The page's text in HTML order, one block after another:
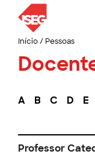
Início/ Pessoas
A B C D E
Professor